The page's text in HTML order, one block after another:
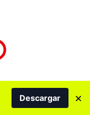
Descargar ×